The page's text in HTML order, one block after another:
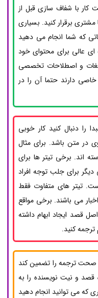
کار با شفاف سازی قبل از
برقرار کنید. بسیاری
که شما انجام می دهید
عالی برای محتوای خود
و اصطلاحات تخصصی
خاصی دارند حتما آن را در
را دنبال کنید کار خوبی
در متن باشد. برای مثال
اند. برخی تیتر ها برای
برای جلب توجه افراد
تیتر های متفاوت فقط
می باشند. برخی مواقع
قصد ایجاد ابهام داشته
کنید.
ترجمه را تضمین کند
و نیت نویسنده را به
که می توانید انجام دهید